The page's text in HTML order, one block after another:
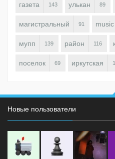
газета 143 улькан 89
магистральный 91 music
мупп 139 район 116
поселок 69 иркутская
Новые пользователи